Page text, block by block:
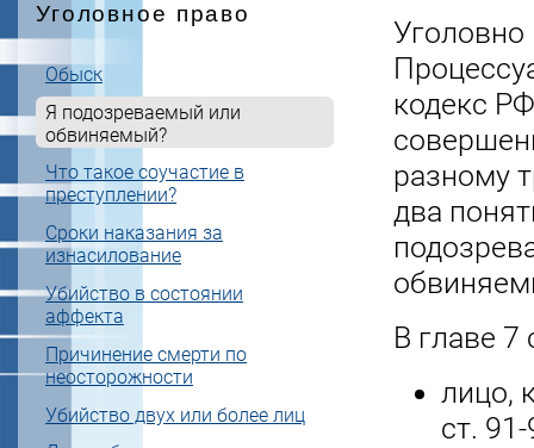
Уголовное право
Обыск
Я подозреваемый или
обвиняемый?
Что такое соучастие в
преступлении?
Сроки наказания за
изнасилование
Убийство в состоянии
аффекта
Причинение смерти по
неосторожности
Убийство двух или более лиц
Уголовно
кодекс РФ
разному
два
В главе
лицо,
ст.